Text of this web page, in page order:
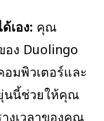
เอง: คุณ
ง Duolingo
มพิวเตอร์และ
นนี้ช่วยให้คุณ
งเวลาของคุณ